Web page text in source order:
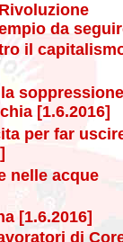
da
il
soppressione
[1.6.2016]
per far
nelle acque
[1.6.2016]
di